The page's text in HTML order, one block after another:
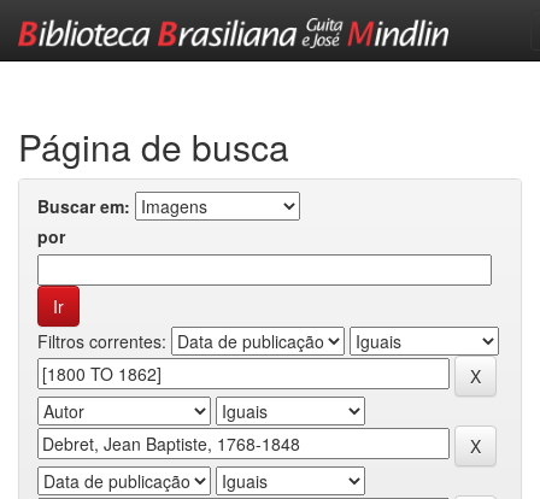
Página de busca
Buscar em:
por
Filtros correntes: